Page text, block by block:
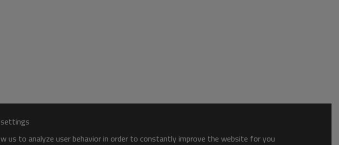
settings
us to analyze user behavior in order to constantly improve the website for you.